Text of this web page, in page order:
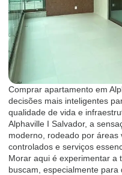
Comprar apartamento em
decisões mais inteligentes
qualidade de vida e
Alphaville I Salvador, a
moderno, rodeado por
controlados e serviços
Morar aqui é experimentar a
buscam, especialmente